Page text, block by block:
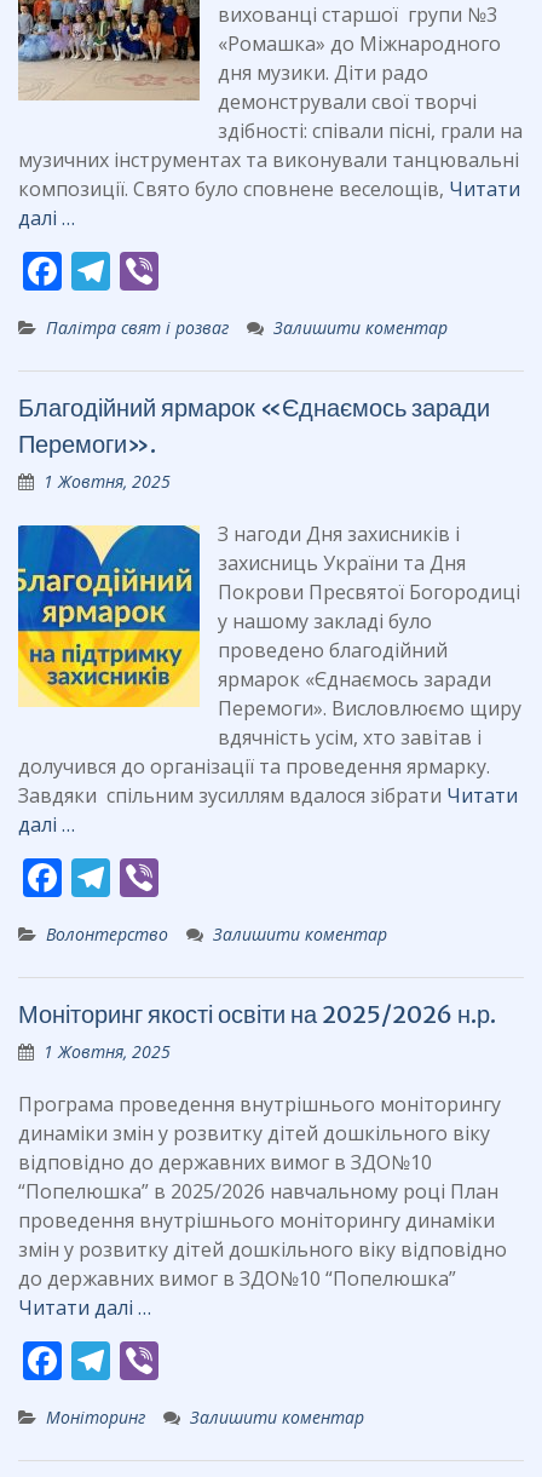
вихованці старшої групи №3
«Ромашка» до Міжнародного
дня музики. Діти радо
демонстрували свої творчі
здібності: співали пісні, грали на
музичних інструментах та виконували танцювальні
композиції. Свято було сповнене веселощів, Читати
далі …
F
ac
e
b
o
o
k
T
e
gr
a
m
b
er
Палітра свят і розваг Залишити коментар
Благодійний ярмарок «Єднаємось заради
Перемоги».
1 Жовтня, 2025
З нагоди Дня захисників і
захисниць України та Дня
Покрови Пресвятої Богородиці
у нашому закладі було
проведено благодійний
ярмарок «Єднаємось заради
Перемоги». Висловлюємо щиру
вдячність усім, хто завітав і
долучився до організації та проведення ярмарку.
Завдяки спільним зусиллям вдалося зібрати Читати
далі …
F
e
b
o
o
k
T
e
gr
a
m
er
Волонтерство Залишити коментар
Моніторинг якості освіти на 2025/2026 н.р.
1 Жовтня, 2025
Програма проведення внутрішнього моніторингу
динаміки змін у розвитку дітей дошкільного віку
відповідно до державних вимог в ЗДО№10
“Попелюшка” в 2025/2026 навчальному році План
проведення внутрішнього моніторингу динаміки
змін у розвитку дітей дошкільного віку відповідно
до державних вимог в ЗДО№10 “Попелюшка”
Читати далі …
F
ac
e
T
e
b
er
Моніторинг Залишити коментар